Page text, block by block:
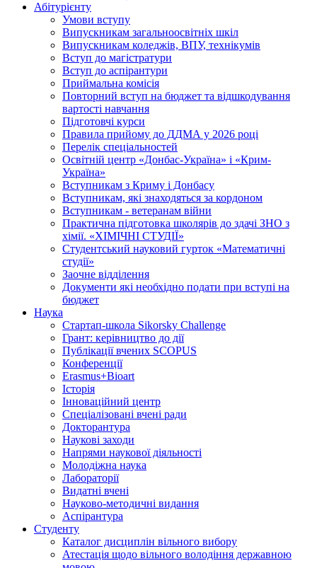
Абітурієнту
Умови вступу
Випускникам загальноосвітніх шкіл
Випускникам коледжів, ВПУ, технікумів
Вступ до магістратури
Вступ до аспірантури
Приймальна комісія
Повторний вступ на бюджет та відшкодування
вартості навчання
Підготовчі курси
Правила прийому до ДДМА у 2026 році
Перелік спеціальностей
Освітній центр «Донбас-Україна» і «Крим-
Україна»
Вступникам з Криму і Донбасу
Вступникам, які знаходяться за кордоном
Вступникам - ветеранам війни
Практична підготовка школярів до здачі ЗНО з
хімії. «ХІМІЧНІ СТУДІЇ»
Студентський науковий гурток «Математичні
студії»
Заочне відділення
Документи які необхідно подати при вступі на
бюджет
Наука
Стартап-школа Sikorsky Challenge
Грант: керівництво до дії
Публікації вчених SCOPUS
Конференції
Erasmus+Bioart
Історія
Інноваційний центр
Спеціалізовані вчені ради
Докторантура
Наукові заходи
Напрями наукової діяльності
Молодіжна наука
Лабораторії
Видатні вчені
Науково-методичні видання
Аспірантура
Студенту
Каталог дисциплін вільного вибору
Атестація щодо вільного володіння державною